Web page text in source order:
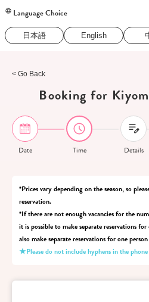
Language Choice
日本語 English
< Go Back
Booking for
Date Time Details
*Prices vary depending on the season, so
reservation.
*If there are not enough vacancies for the
it is possible to make separate reservations
also make separate reservations for one
★Please do not include hyphens in the